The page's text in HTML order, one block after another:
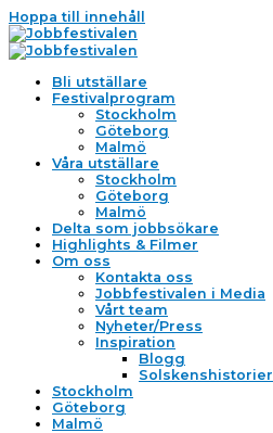
Hoppa till innehåll
Bli utställare
Festivalprogram
Stockholm
Göteborg
Malmö
Våra utställare
Stockholm
Göteborg
Malmö
Delta som jobbsökare
Highlights & Filmer
Om oss
Kontakta oss
Jobbfestivalen i Media
Vårt team
Nyheter/Press
Inspiration
Blogg
Solskenshistorier
Stockholm
Göteborg
Malmö